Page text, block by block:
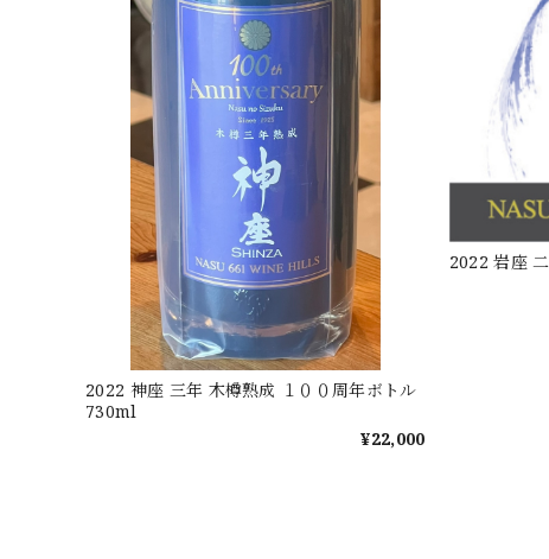
2022 神座 三年 木樽熟成 １００周年ボトル
730ml
¥22,000
2022 岩座